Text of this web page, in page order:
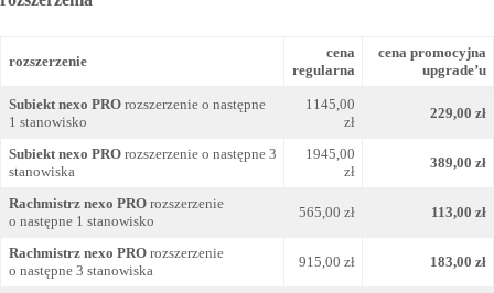
rozszerzenie
cena
regularna
cena promocyjna
upgrade’u
Subiekt nexo PROrozszerzenie o następne
1 stanowisko
1145,00
zł
229,00 zł
Subiekt nexo PROrozszerzenie o następne 3
stanowiska
1945,00
zł
389,00 zł
Rachmistrz nexo PROrozszerzenie
o następne 1 stanowisko
565,00 zł 113,00 zł
Rachmistrz nexo PROrozszerzenie
o następne 3 stanowiska
915,00 zł 183,00 zł